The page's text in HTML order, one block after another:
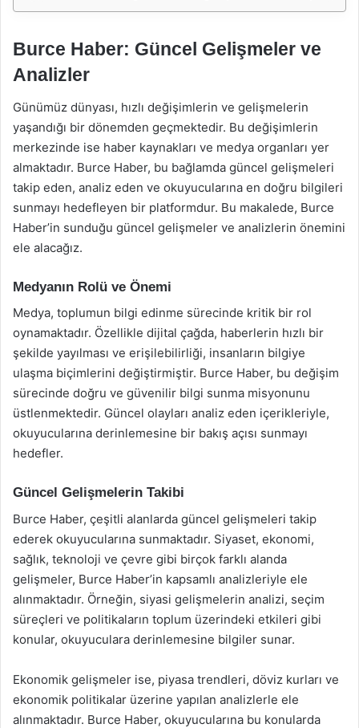
Burce Haber: Güncel Gelişmeler ve
Analizler
Günümüz dünyası, hızlı değişimlerin ve gelişmelerin
yaşandığı bir dönemden geçmektedir. Bu değişimlerin
merkezinde ise haber kaynakları ve medya organları yer
almaktadır. Burce Haber, bu bağlamda güncel gelişmeleri
takip eden, analiz eden ve okuyucularına en doğru bilgileri
sunmayı hedefleyen bir platformdur. Bu makalede, Burce
Haber’in sunduğu güncel gelişmeler ve analizlerin önemini
ele alacağız.
Medyanın Rolü ve Önemi
Medya, toplumun bilgi edinme sürecinde kritik bir rol
oynamaktadır. Özellikle dijital çağda, haberlerin hızlı bir
şekilde yayılması ve erişilebilirliği, insanların bilgiye
ulaşma biçimlerini değiştirmiştir. Burce Haber, bu değişim
sürecinde doğru ve güvenilir bilgi sunma misyonunu
üstlenmektedir. Güncel olayları analiz eden içerikleriyle,
okuyucularına derinlemesine bir bakış açısı sunmayı
hedefler.
Güncel Gelişmelerin Takibi
Burce Haber, çeşitli alanlarda güncel gelişmeleri takip
ederek okuyucularına sunmaktadır. Siyaset, ekonomi,
sağlık, teknoloji ve çevre gibi birçok farklı alanda
gelişmeler, Burce Haber’in kapsamlı analizleriyle ele
alınmaktadır. Örneğin, siyasi gelişmelerin analizi, seçim
süreçleri ve politikaların toplum üzerindeki etkileri gibi
konular, okuyuculara derinlemesine bilgiler sunar.
Ekonomik gelişmeler ise, piyasa trendleri, döviz kurları ve
ekonomik politikalar üzerine yapılan analizlerle ele
alınmaktadır. Burce Haber, okuyucularına bu konularda